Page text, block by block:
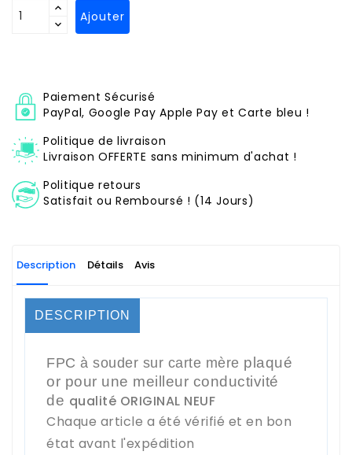
Ajouter
Paiement Sécurisé
PayPal, Google Pay Apple Pay et Carte bleu !
Politique de livraison
Livraison OFFERTE sans minimum d'achat !
Politique retours
Satisfait ou Remboursé ! (14 Jours)
Description Détails Avis
DESCRIPTION
FPC à souder sur carte mère plaqué
or pour une meilleur conductivité
de qualité ORIGINAL NEUF
Chaque article a été vérifié et en bon
état avant l'expédition